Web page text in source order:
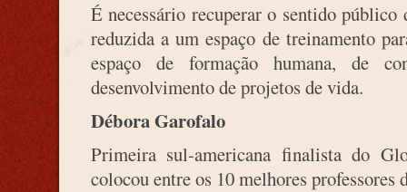
É necessário recuperar o sentido público
reduzida a um espaço de treinamento
espaço de formação humana, de
desenvolvimento de projetos de vida.
Débora Garofalo
Primeira sul-americana finalista do
colocou entre os 10 melhores professores